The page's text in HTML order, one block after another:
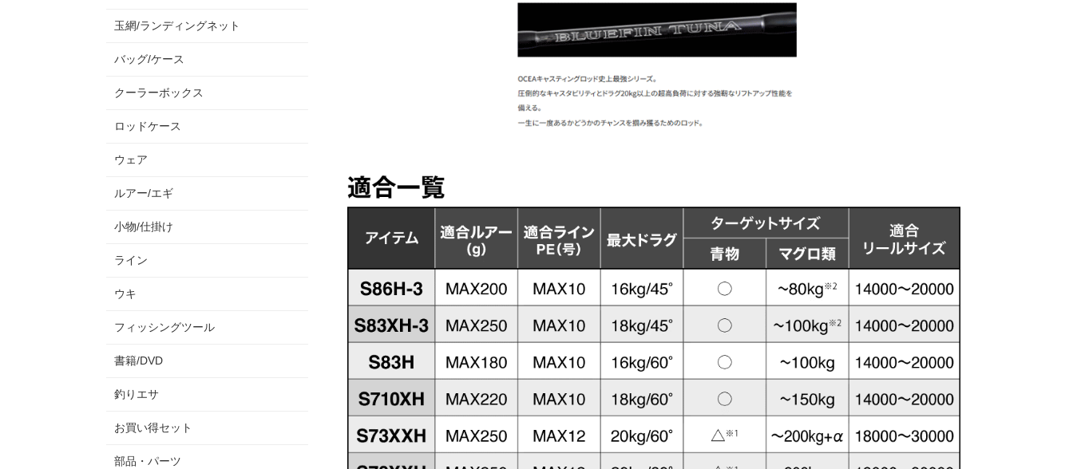
玉網/ランディングネット
バッグ/ケース
クーラーボックス
ロッドケース
ウェア
ルアー/エギ
小物/仕掛け
ライン
ウキ
フィッシングツール
書籍/DVD
釣りエサ
お買い得セット
部品・パーツ